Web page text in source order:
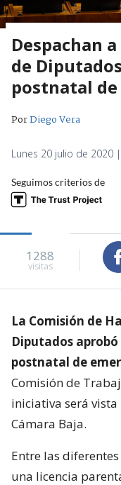
Despachan
de
postnatal
PorDiego Vera
Lunes 20 julio de 2020
Seguimos criterios de
1288
visitas
La Comisión de
Diputados
postnatal de
Comisión de
iniciativa será
Cámara Baja.
Entre las
una licencia